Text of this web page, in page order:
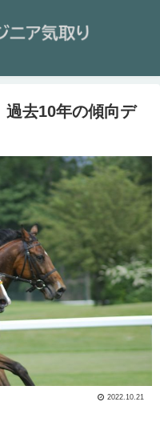
過去10年の傾向デ
2022.10.21